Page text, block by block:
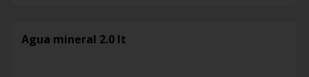
Agua mineral 2.0 lt